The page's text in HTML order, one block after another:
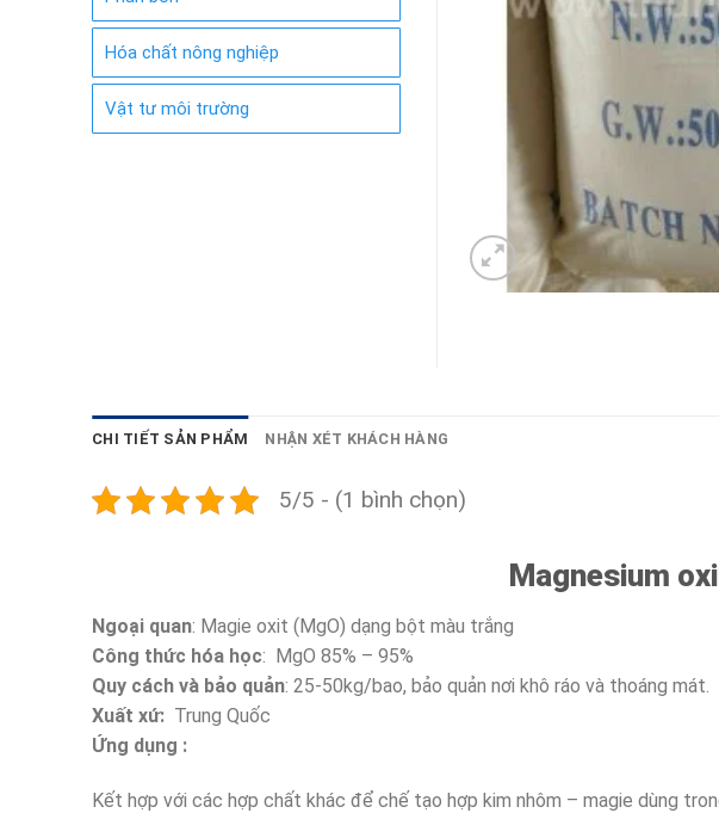
Hóa chất nông nghiệp
Vật tư môi trường
CHI TIẾT SẢN PHẨM NHẬN XÉT KHÁCH HÀNG
5/5 - (1 bình chọn)
Magnesium
Ngoại quan: Magie oxit (MgO) dạng bột màu trắng
Công thức hóa học: MgO 85% – 95%
Quy cách và bảo quản: 25-50kg/bao, bảo quản nơi khô ráo và thoáng mát.
Xuất xứ: Trung Quốc
Ứng dụng :
Kết hợp với các hợp chất khác để chế tạo hợp kim nhôm – magie dùng